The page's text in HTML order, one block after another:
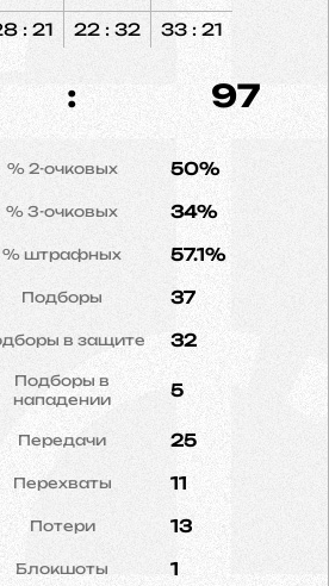
: 21
22 : 32
33 : 21
: 97
% 2-очковых 50%
% 3-очковых 34%
% штрафных 57.1%
Подборы 37
в защите 32
Подборы в
нападении
5
Передачи 25
Перехваты 11
Потери 13
Блокшоты 1